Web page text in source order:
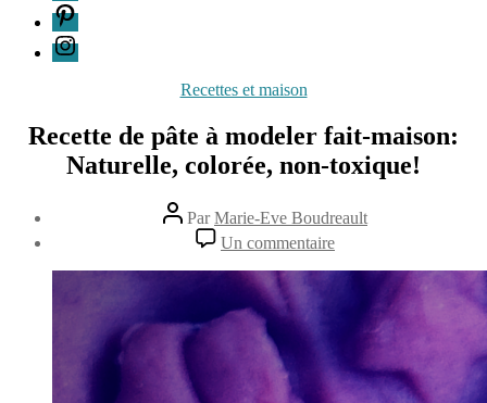
P
I
Catégories
Recettes et maison
Recette de pâte à modeler fait-maison:
Naturelle, colorée, non-toxique!
Auteur
de
l’article
ParMarie-Eve Boudreault
l’article
Un commentaire
Recette
de
modeler
fait-
maison:
Naturelle,